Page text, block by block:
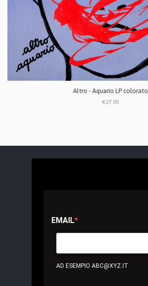
Altro - Aquario LP colorato
€27.00
EMAIL
AD ESEMPIO ABC@XYZ.IT